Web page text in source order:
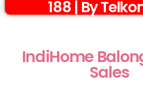
188 | By
IndiHome
Sales